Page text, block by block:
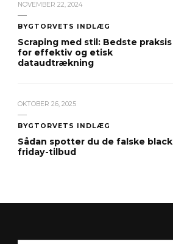
NOVEMBER 22, 2024
BYGTORVETS INDLÆG
Scraping med stil: Bedste praksis
for effektiv og etisk
dataudtrækning
OKTOBER 26, 2025
BYGTORVETS INDLÆG
Sådan spotter du de falske black
friday-tilbud